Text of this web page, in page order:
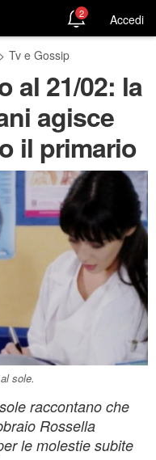
2 Accedi
> Tv e Gossip
al 21/02: la
agisce
il primario
sole.
raccontano che
Rossella
le molestie subite